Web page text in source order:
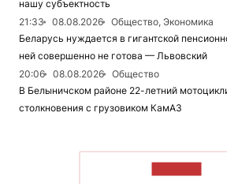
нашу субъектность
21:33
08.08.2026
Общество, Экономика
Беларусь нуждается в гигантской
ней совершенно не готова — Львовский
20:06
08.08.2026
Общество
В Белыничском районе 22-летний
столкновения с грузовиком КамАЗ